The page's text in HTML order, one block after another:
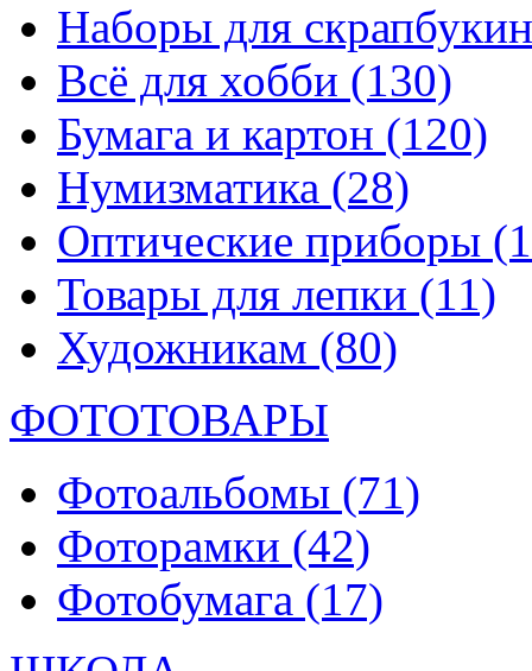
Наборы для
Всё для хобби (130)
Бумага и картон (120)
Нумизматика (28)
Оптические приборы
Товары для лепки (11)
Художникам (80)
ФОТОТОВАРЫ
Фотоальбомы (71)
Фоторамки (42)
Фотобумага (17)